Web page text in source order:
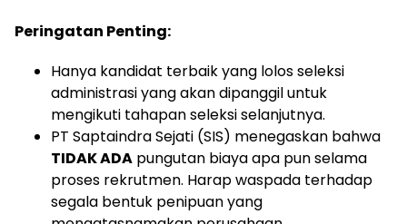
Peringatan Penting:
Hanya kandidat terbaik yang lolos seleksi
administrasi yang akan dipanggil untuk
mengikuti tahapan seleksi selanjutnya.
PT Saptaindra Sejati (SIS) menegaskan bahwa
TIDAK ADA pungutan biaya apa pun selama
proses rekrutmen. Harap waspada terhadap
segala bentuk penipuan yang